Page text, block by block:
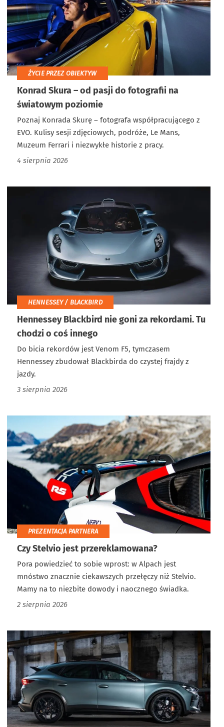
ŻYCIE PRZEZ OBIEKTYW
Konrad Skura – od pasji do fotografii na
światowym poziomie
Poznaj Konrada Skurę – fotografa współpracującego z
EVO. Kulisy sesji zdjęciowych, podróże, Le Mans,
Muzeum Ferrari i niezwykłe historie z pracy.
4 sierpnia 2026
HENNESSEY / BLACKBIRD
Hennessey Blackbird nie goni za rekordami. Tu
chodzi o coś innego
Do bicia rekordów jest Venom F5, tymczasem
Hennessey zbudował Blackbirda do czystej frajdy z
jazdy.
3 sierpnia 2026
PREZENTACJA PARTNERA
Czy Stelvio jest przereklamowana?
Pora powiedzieć to sobie wprost: w Alpach jest
mnóstwo znacznie ciekawszych przełęczy niż Stelvio.
Mamy na to niezbite dowody i naocznego świadka.
2 sierpnia 2026